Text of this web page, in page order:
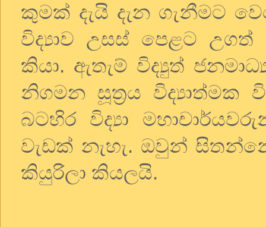
කුමක් දැයි දැන ගැනීමට
විද්‍යාව උසස් පෙළට
කියා. ඇතැම් විද්‍යුත්
නිගමන සූත්‍රය විද්‍යාත්මක
බටහිර විද්‍යා
වැඩක් නැහැ. ඔවුන්
කියුරිලා කියලයි.